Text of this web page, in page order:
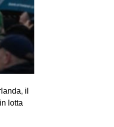
il
lotta